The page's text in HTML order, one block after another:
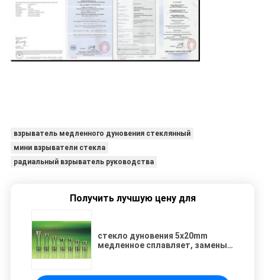
взрыватель медленного дуновения стеклянный
мини взрыватели стекла
радиальный взрыватель руководства
Получить лучшую цену для
стекло дуновения 5x20mm
медленное сплавляет, замены